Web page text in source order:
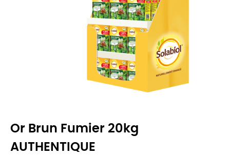
Or Brun Fumier 20kg
AUTHENTIQUE